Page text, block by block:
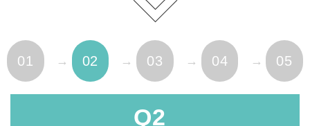
01 02 03 04 05
Q2